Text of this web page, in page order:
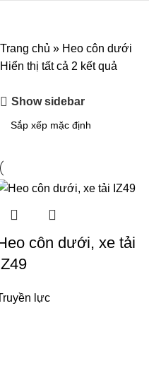
Trang chủ » Heo côn dưới
Hiển thị tất cả 2 kết quả
Show sidebar
côn dưới, xe tải
lực